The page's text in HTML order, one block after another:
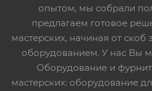
опытом, мы собрали
предлагаем готовое
мастерских, начиная от скоб
оборудованием. У нас Вы
Оборудование и
мастерских: оборудование